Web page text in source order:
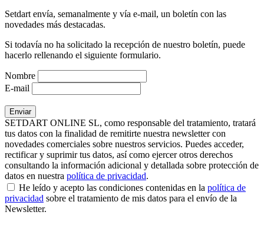
Setdart envía, semanalmente y vía e-mail, un boletín con las
novedades más destacadas.
Si todavía no ha solicitado la recepción de nuestro boletín, puede
hacerlo rellenando el siguiente formulario.
Nombre
E-mail
SETDART ONLINE SL, como responsable del tratamiento, tratará
tus datos con la finalidad de remitirte nuestra newsletter con
novedades comerciales sobre nuestros servicios. Puedes acceder,
rectificar y suprimir tus datos, así como ejercer otros derechos
consultando la información adicional y detallada sobre protección de
datos en nuestra política de privacidad.
He leído y acepto las condiciones contenidas en la política de
privacidad sobre el tratamiento de mis datos para el envío de la
Newsletter.